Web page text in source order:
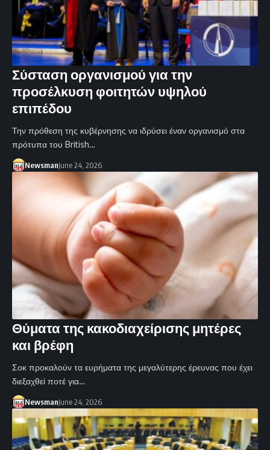
Σύσταση οργανισμού για την
προσέλκυση φοιτητών υψηλού
επιπέδου
Την πρόθεση της κυβέρνησης να ιδρύσει έναν οργανισμό στα
πρότυπα του British…
NewsmanJune 24, 2026
Θύματα της κακοδιαχείρισης μητέρες
και βρέφη
Σοκ προκαλούν τα ευρήματα της μεγαλύτερης έρευνας που έχει
διεξαχθεί ποτέ για…
NewsmanJune 24, 2026